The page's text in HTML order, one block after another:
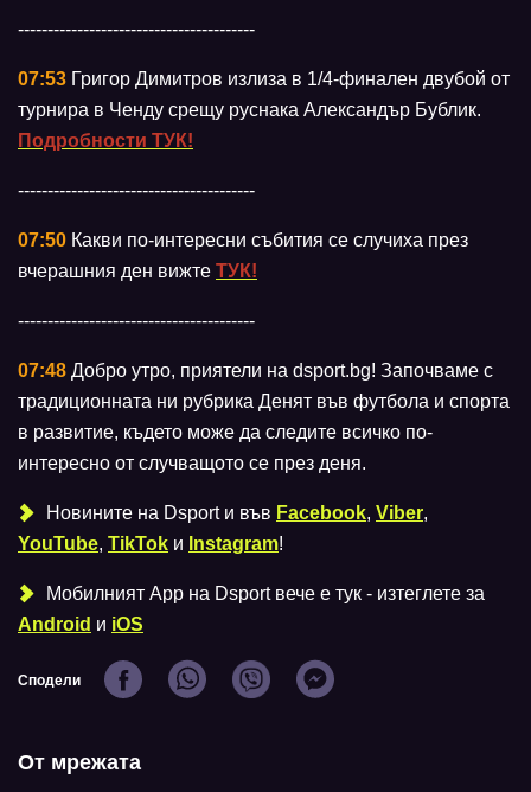
----------------------------------------
07:53 Григор Димитров излиза в 1/4-финален двубой от
турнира в Ченду срещу руснака Александър Бублик.
Подробности ТУК!
----------------------------------------
07:50 Какви по-интересни събития се случиха през
вчерашния ден вижте ТУК!
----------------------------------------
07:48 Добро утро, приятели на dsport.bg! Започваме с
традиционната ни рубрика Денят във футбола и спорта
в развитие, където може да следите всичко по-
интересно от случващото се през деня.
Новините на Dsport и във Facebook, Viber,
YouTube, TikTok и Instagram!
Мобилният Аpp на Dsport вече е тук - изтеглете за
Android и iOS
Сподели
От мрежата